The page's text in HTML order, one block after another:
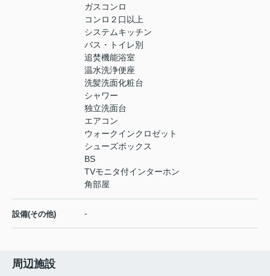
ガスコンロ
コンロ２口以上
システムキッチン
バス・トイレ別
追焚機能浴室
温水洗浄便座
洗髪洗面化粧台
シャワー
独立洗面台
エアコン
ウォークインクロゼット
シューズボックス
BS
TVモニタ付インターホン
角部屋
設備(その他) -
周辺施設